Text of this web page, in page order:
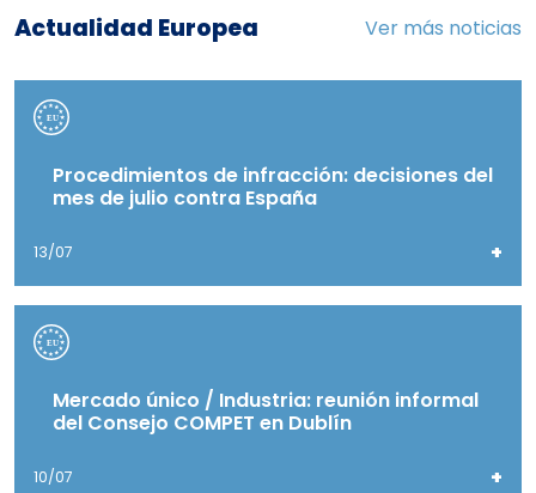
Actualidad Europea Ver más noticias
Procedimientos de infracción: decisiones del
mes de julio contra España
13/07 +
Mercado único / Industria: reunión informal
del Consejo COMPET en Dublín
10/07 +